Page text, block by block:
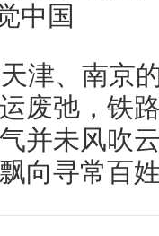
中国
津、南京
废弛，铁
并未风吹
向寻常百